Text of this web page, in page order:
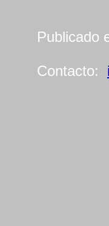
Publicado
Contacto: